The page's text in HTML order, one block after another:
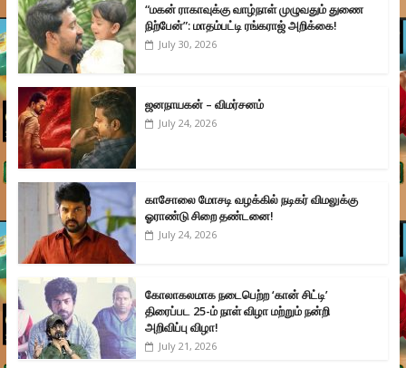
“மகன் ராகாவுக்கு வாழ்நாள் முழுவதும் துணை
நிற்பேன்”: மாதம்பட்டி ரங்கராஜ் அறிக்கை!
July 30, 2026
ஜனநாயகன் – விமர்சனம்
July 24, 2026
காசோலை மோசடி வழக்கில் நடிகர் விமலுக்கு
ஓராண்டு சிறை தண்டனை!
July 24, 2026
கோலாகலமாக நடைபெற்ற ‘கான் சிட்டி’
திரைப்பட 25-ம் நாள் விழா மற்றும் நன்றி
அறிவிப்பு விழா!
July 21, 2026